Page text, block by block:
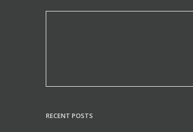
RECENT POSTS